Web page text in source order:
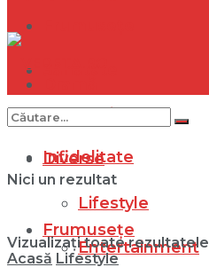
Internațional
Diverse
Lifestyle
Entertainment
Infidelitate
Frumusețe
Nici un rezultat
Vizualizați toate rezultatele
Acasă Lifestyle